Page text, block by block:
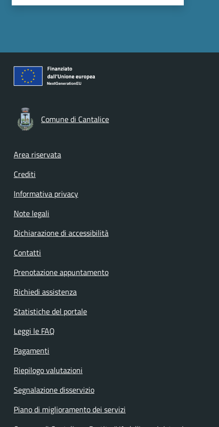
Comune di Cantalice
Footer menu
Area riservata
Crediti
Informativa privacy
Note legali
Dichiarazione di accessibilità
Contatti
Prenotazione appuntamento
Richiedi assistenza
Statistiche del portale
Leggi le FAQ
Pagamenti
Riepilogo valutazioni
Segnalazione disservizio
Piano di miglioramento dei servizi